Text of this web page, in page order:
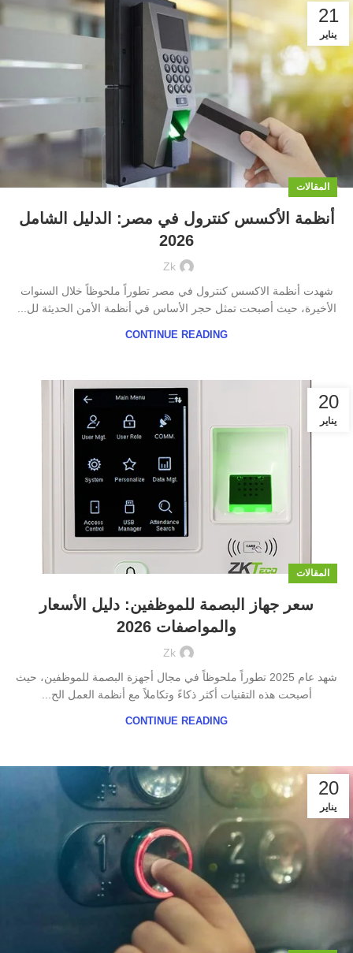
21
يناير
المقالات
أنظمة الأكسس كنترول في مصر: الدليل الشامل
2026
Zk
شهدت أنظمة الاكسس كنترول في مصر تطوراً ملحوظاً خلال السنوات
الأخيرة، حيث أصبحت تمثل حجر الأساس في أنظمة الأمن الحديثة لل...
CONTINUE READING
20
يناير
المقالات
سعر جهاز البصمة للموظفين: دليل الأسعار
والمواصفات 2026
Zk
شهد عام 2025 تطوراً ملحوظاً في مجال أجهزة البصمة للموظفين، حيث
أصبحت هذه التقنيات أكثر ذكاءً وتكاملاً مع أنظمة العمل الح...
CONTINUE READING
20
يناير